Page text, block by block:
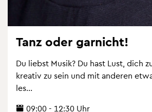
Tanz oder gar­nicht!
Du liebst Musik? Du hast Lust, dich
krea­tiv zu sein und mit an­de­ren
les...
09:00 - 12:30 Uhr